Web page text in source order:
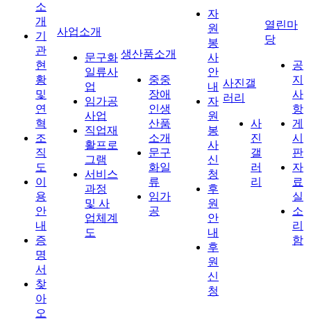
소
개
기
관
현
황
및
연
혁
조
직
도
이
용
안
내
증
명
서
찾
아
오
사업소개
문구화
일류사
업
임가공
사업
직업재
활프로
그램
서비스
과정
및 사
업체계
도
생산품소개
중중
장애
인생
산품
소개
문구
화일
류
임가
공
자
원
봉
사
안
내
자
원
봉
사
신
청
후
원
안
내
후
원
신
청
사진갤
러리
사
진
갤
러
리
열린마
당
공
지
사
항
게
시
판
자
료
실
소
리
함